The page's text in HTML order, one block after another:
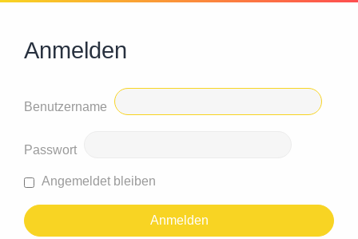
Anmelden
Benutzername
Passwort
Angemeldet bleiben